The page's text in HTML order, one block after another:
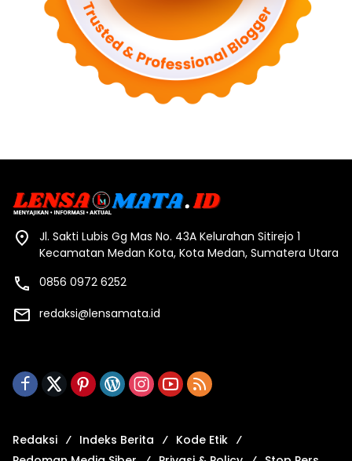
Jl. Sakti Lubis Gg Mas No. 43A Kelurahan Sitirejo 1
Kecamatan Medan Kota, Kota Medan, Sumatera Utara
0856 0972 6252
redaksi@lensamata.id
Redaksi Indeks Berita
Kode Etik